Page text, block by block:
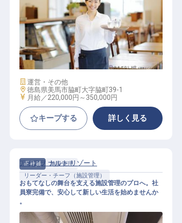
レストランサービス
施設業態
運営・その他
勤務地
徳島県美馬市脇町大字脇町39-1
給与
月給／220,000円～ 350,000円
キープする 詳しく見る
正社員
施設管理
リーダー・チーフ（施設管理）
アオアヲ ナルト リゾート
おもてなしの舞台を支える施設管理のプロへ。社
員寮完備で、安心して新しい生活を始めませんか
。